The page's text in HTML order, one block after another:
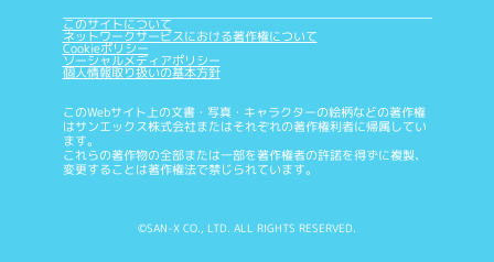
このサイトについて
ネットワークサービスにおける著作権について
Cookieポリシー
ソーシャルメディアポリシー
個人情報取り扱いの基本方針
このWebサイト上の文書・写真・キャラクターの絵柄などの著作権
はサンエックス株式会社またはそれぞれの著作権利者に帰属してい
ます。
これらの著作物の全部または一部を著作権者の許諾を得ずに複製、
変更することは著作権法で禁じられています。
©SAN-X CO., LTD. ALL RIGHTS RESERVED.